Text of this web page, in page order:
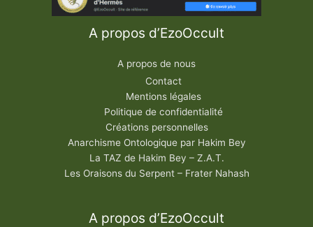
A propos d’EzoOccult
A propos de nous
Contact
Mentions légales
Politique de confidentialité
Créations personnelles
Anarchisme Ontologique par Hakim Bey
La TAZ de Hakim Bey – Z.A.T.
Les Oraisons du Serpent – Frater Nahash
A propos d’EzoOccult